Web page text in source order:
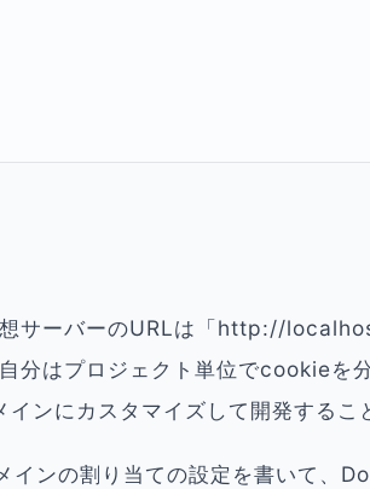
想サーバーのURLは「http://
分はプロジェクト単位でcookieを
ンにカスタマイズして開発するこ
ンの割り当ての設定を書いて、